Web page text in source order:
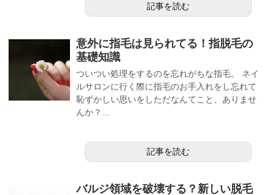
記事を読む
意外に指毛は見られてる！指脱毛の
基礎知識
ついつい処理をするのを忘れがちな指毛。 ネイ
ルサロンに行く際に指毛のお手入れをし忘れて
恥ずかしい思いをしただなんてこと、ありませ
んか？...
記事を読む
バルジ領域を破壊する？新しい脱毛